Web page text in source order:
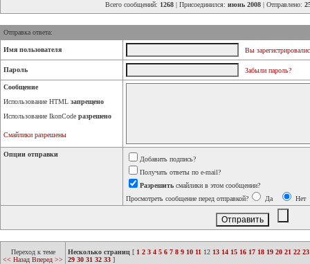
Всего сообщений: 1268 | Присоединился: июнь 2008 | Отправлено:
Отправка ответа:
Имя пользователя Вы
Пароль Забыли пароль?
Сообщение
Использование HTML запрещено
Использование IkonCode разрешено
Смайлики разрешены
Опции отправки
Добавить подпись?
Получать ответы по e-mail?
Разрешить смайлики в этом сообщении?
Просмотреть сообщение перед отправкой?
Да Нет
Переход к теме
<< Назад Вперед >>
Несколько страниц [ 1 2 3 4 5 6 7 8 9 10 11 12 13 14 15 16 17 18 19 20 21 22 23
29 30 31 32 33 ]